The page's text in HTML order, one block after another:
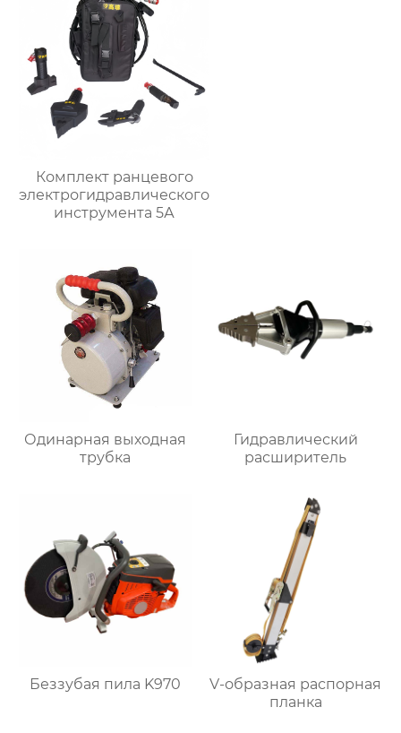
Комплект ранцевого
электрогидравлического
инструмента 5А
Одинарная выходная
трубка
Гидравлический
расширитель
Беззубая пила K970
V-образная распорная
планка